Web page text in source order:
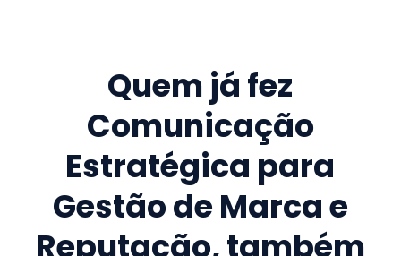
Quem já fez
Comunicação
Estratégica para
Gestão de Marca e
Reputação, também